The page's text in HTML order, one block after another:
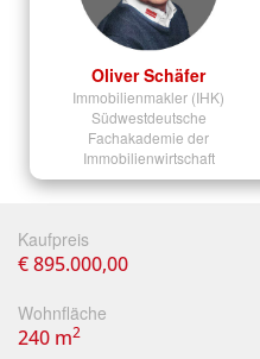
Oliver Schäfer
Immobilienmakler (IHK)
Südwestdeutsche
Fachakademie der
Immobilienwirtschaft
Kaufpreis
€ 895.000,00
Wohnfläche
240 m2